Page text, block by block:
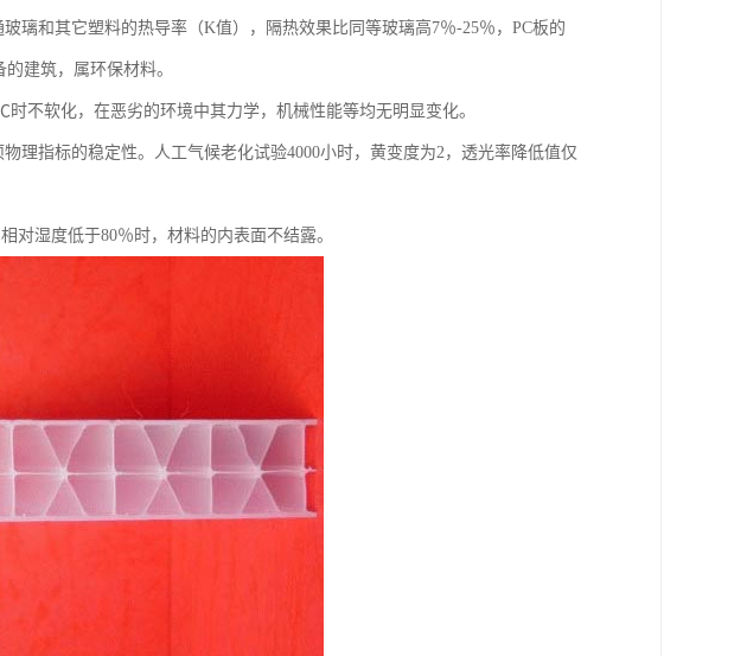
璃和其它塑料的热导率（K值），隔热效果比同等玻璃高7％-25％，PC板的
建筑，属环保材料。
不软化，在恶劣的环境中其力学，机械性能等均无明显变化。
理指标的稳定性。人工气候老化试验4000小时，黄变度为2，透光率降低值仅
对湿度低于80％时，材料的内表面不结露。